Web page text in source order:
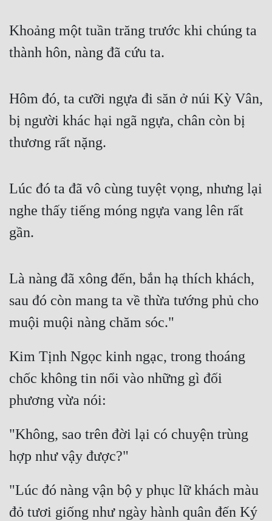
Đẹp
Đẹp Hiệp
Cơ Trí
Sát Phạt Quyết Đoán
Khoảng một tuần trăng trước khi chúng ta
thành hôn, nàng đã cứu ta.
Hôm đó, ta cưỡi ngựa đi săn ở núi Kỳ Vân,
bị người khác hại ngã ngựa, chân còn bị
thương rất nặng.
Lúc đó ta đã vô cùng tuyệt vọng, nhưng lại
nghe thấy tiếng móng ngựa vang lên rất
gần.
Là nàng đã xông đến, bắn hạ thích khách,
sau đó còn mang ta về thừa tướng phủ cho
muội muội nàng chăm sóc."
Kim Tịnh Ngọc kinh ngạc, trong thoáng
chốc không tin nổi vào những gì đối
phương vừa nói:
"Không, sao trên đời lại có chuyện trùng
hợp như vậy được?"
"Lúc đó nàng vận bộ y phục lữ khách màu
đỏ tươi giống như ngày hành quân đến Ký